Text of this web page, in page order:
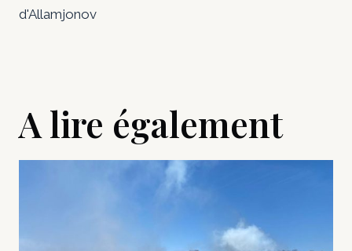
d'Allamjonov
A lire également